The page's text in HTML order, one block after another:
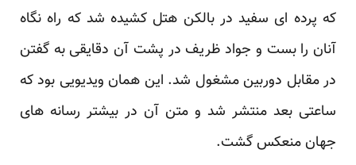
که پرده ای سفید در بالکن هتل کشیده شد که راه نگاه
آنان را بست و جواد ظریف در پشت آن دقایقی به گفتن
در مقابل دوربین مشغول شد. این همان ویدیویی بود که
ساعتی بعد منتشر شد و متن آن در بیشتر رسانه های
جهان منعکس گشت.